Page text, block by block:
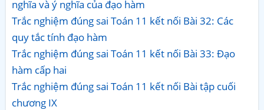
nghĩa và ý nghĩa của đạo hàm
Trắc nghiệm đúng sai Toán 11 kết nối Bài 32: Các
quy tắc tính đạo hàm
Trắc nghiệm đúng sai Toán 11 kết nối Bài 33: Đạo
hàm cấp hai
Trắc nghiệm đúng sai Toán 11 kết nối Bài tập cuối
chương IX